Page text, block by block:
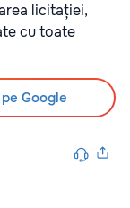
licitației,
cu toate
Google